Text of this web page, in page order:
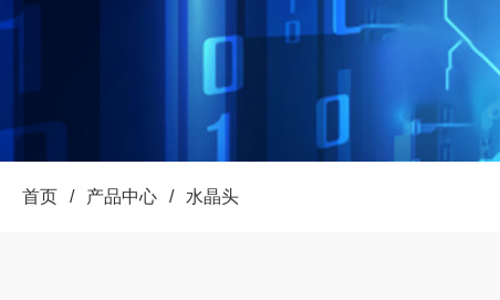
首页 / 产品中心 / 水晶头